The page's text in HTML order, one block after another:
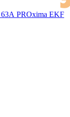
63А PROxima EKF